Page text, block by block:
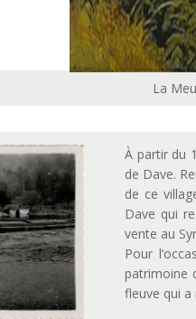
La
À partir du
de Dave.
de ce
Dave qui
vente au
Pour
patrimoine
fleuve qui